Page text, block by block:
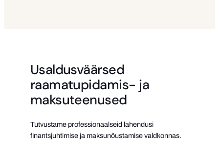
Usaldusväärsed
raamatupidamis- ja
maksuteenused
Tutvustame professionaalseid lahendusi
finantsjuhtimise ja maksunõustamise valdkonnas.